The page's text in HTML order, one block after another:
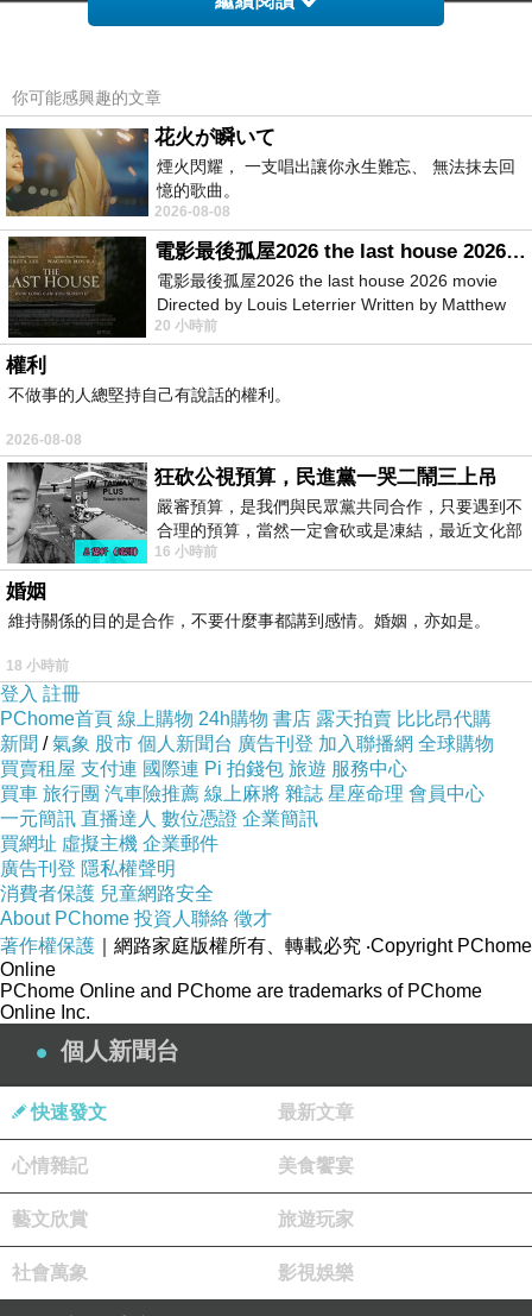
唉！星期一城堡關門！在Lida散步吧！
下午四時回去，回到Minsk已6時多，
吃了芝麻味的俄式薄餅作晚餐！到市中
心逛逛。
你可能感興趣的文章
花火が瞬いて
煙火閃耀， 一支唱出讓你永生難忘、 無法抹去回
憶的歌曲。
2026-08-08
電影最後孤屋2026 the last house 2026 movie
電影最後孤屋2026 the last house 2026 movie
Directed by Louis Leterrier Written by Matthew
Robinson Starring Greta Lee Wa
20 小時前
權利
不做事的人總堅持自己有說話的權利。
2026-08-08
狂砍公視預算，民進黨一哭二鬧三上吊
嚴審預算，是我們與民眾黨共同合作，只要遇到不
合理的預算，當然一定會砍或是凍結，最近文化部
要編列公視和Taiwan plus預算，在110年
16 小時前
婚姻
維持關係的目的是合作，不要什麼事都講到感情。婚姻，亦如是。
18 小時前
登入 註冊
PChome首頁 線上購物 24h購物 書店 露天拍賣 比比昂代購
新聞 /氣象 股市 個人新聞台 廣告刊登 加入聯播網 全球購物
買賣租屋 支付連 國際連 Pi 拍錢包 旅遊 服務中心
買車 旅行團 汽車險推薦 線上麻將 雜誌 星座命理 會員中心
一元簡訊 直播達人 數位憑證 企業簡訊
買網址 虛擬主機 企業郵件
廣告刊登 隱私權聲明
消費者保護 兒童網路安全
About PChome 投資人聯絡 徵才
著作權保護 ｜網路家庭版權所有、轉載必究 ‧Copyright PChome
Online
PChome Online and PChome are trademarks of PChome
Online Inc.
個人新聞台
快速發文 最新文章
心情雜記 美食饗宴
藝文欣賞 旅遊玩家
社會萬象 影視娛樂